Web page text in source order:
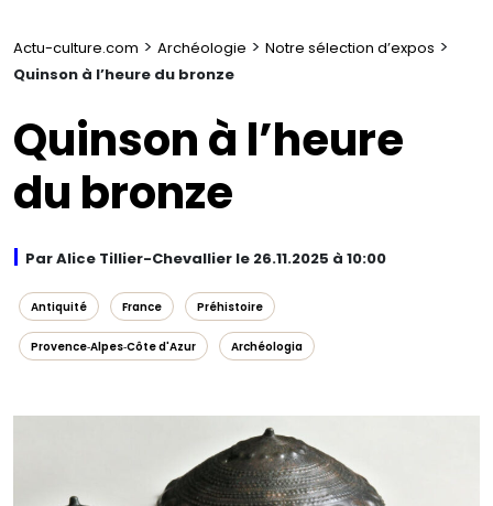
Actu-culture.com > Archéologie > Notre sélection d’expos >
Quinson à l’heure du bronze
Quinson à l’heure
du bronze
Par Alice Tillier-Chevallier le 26.11.2025 à 10:00
Antiquité France Préhistoire
Provence‑Alpes‑Côte d'Azur Archéologia